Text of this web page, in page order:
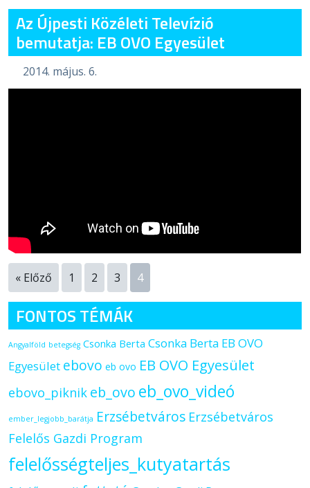
Az Újpesti Közéleti Televízió
bemutatja: EB OVO Egyesület
2014. május. 6.
« Előző 1 2 3 4
FONTOS TÉMÁK
Angyalföld betegség Csonka Berta Csonka Berta EB OVO
Egyesület ebovo eb ovo EB OVO Egyesület
ebovo_piknik eb_ovo eb_ovo_videó
ember_legjobb_barátja Erzsébetváros Erzsébetváros
Felelős Gazdi Program
felelősségteljes_kutyatartás